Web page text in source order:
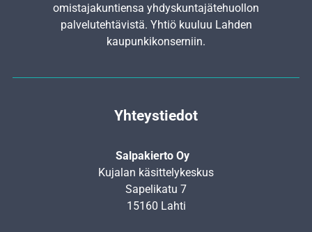
omistajakuntiensa yhdyskunta­jätehuollon
palvelutehtävistä. Yhtiö kuuluu Lahden
kaupunkikonserniin.
Yhteystiedot
Salpakierto Oy
Kujalan käsittelykeskus
Sapelikatu 7
15160 Lahti